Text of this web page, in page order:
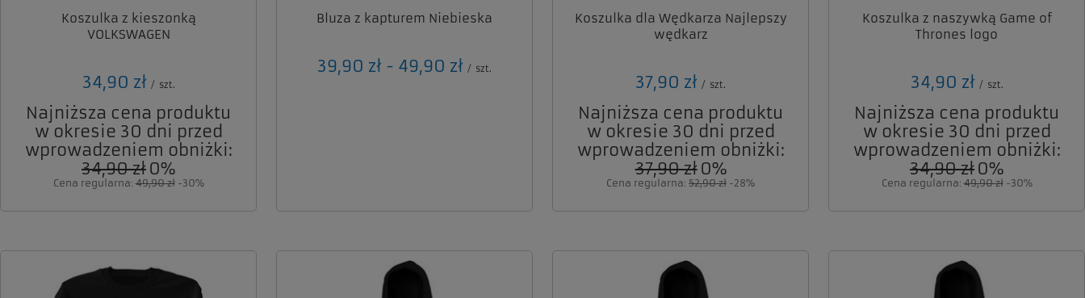
Koszulka z kieszonką
VOLKSWAGEN
34,90 zł / szt.
Najniższa cena produktu
w okresie 30 dni przed
wprowadzeniem obniżki:
34,90 zł 0%
Cena regularna:49,90 zł -30%
Bluza z kapturem Niebieska
od
39,90 zł - do
49,90 zł / szt.
Koszulka dla Wędkarza Najlepszy
wędkarz
37,90 zł / szt.
Najniższa cena produktu
w okresie 30 dni przed
wprowadzeniem obniżki:
37,90 zł 0%
Cena regularna: 52,90 zł -28%
Koszulka z naszywką Game of
Thrones logo
34,90 zł / szt.
Najniższa cena produktu
w okresie 30 dni przed
wprowadzeniem obniżki:
34,90 zł 0%
Cena regularna:49,90 zł -30%